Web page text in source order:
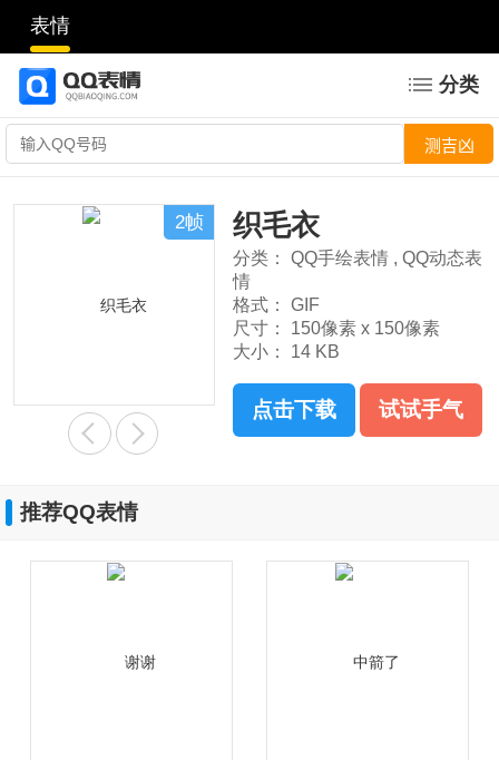
表情
分类
2帧 织毛衣
分类： QQ手绘表情 , QQ动态表
情
格式：
GIF
尺寸：
150像素 x 150像素
大小：
14 KB
点击下载 试试手气
推荐QQ表情